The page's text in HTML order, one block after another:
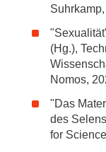
(Hg.),
Nomos,
"Das
des
for